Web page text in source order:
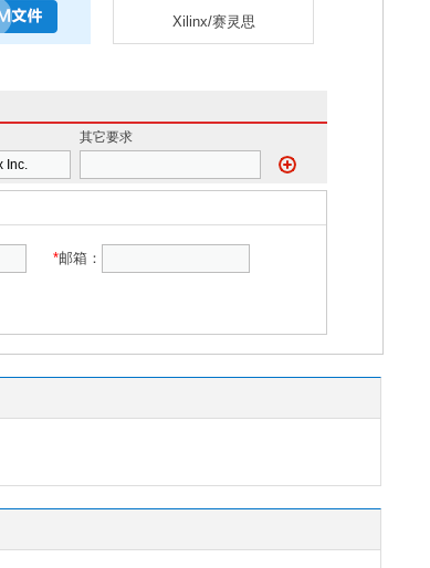
Xilinx/赛灵思
其它要求
*邮箱：